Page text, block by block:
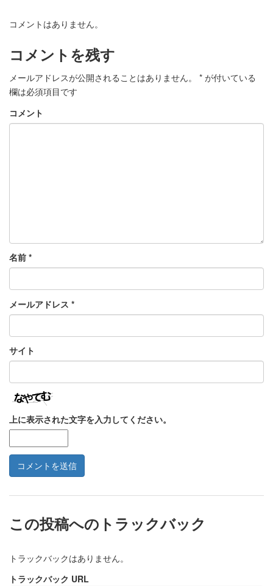
コメントはありません。
コメントを残す
メールアドレスが公開されることはありません。 * が付いている
欄は必須項目です
コメント
名前 *
メールアドレス *
サイト
上に表示された文字を入力してください。
この投稿へのトラックバック
トラックバックはありません。
トラックバック URL